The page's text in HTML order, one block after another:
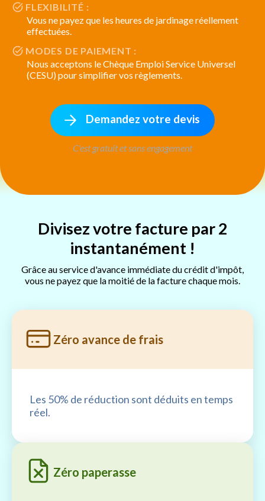
FLEXIBILITÉ :
Vous ne payez que les heures de jardinage réellement
effectuées.
MODES DE PAIEMENT :
Nous acceptons le Chèque Emploi Service Universel
(CESU) pour simplifier vos règlements.
Demandez votre devis
C'est gratuit et sans engagement
Divisez votre facture par 2
instantanément !
Grâce au service d'avance immédiate du crédit d'impôt,
vous ne payez que la moitié de la facture chaque mois.
Zéro avance de frais
Les 50% de réduction sont déduits en temps
réel.
Zéro paperasse